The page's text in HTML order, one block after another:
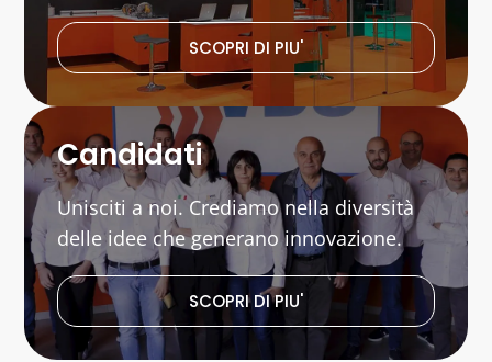
SCOPRI DI PIU'
Candidati
Unisciti a noi. Crediamo nella diversità
delle idee che generano innovazione.
SCOPRI DI PIU'